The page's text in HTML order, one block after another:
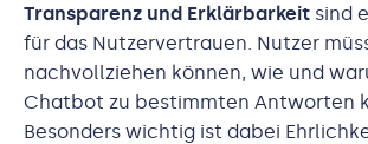
Transparenz und Erklärbarkeit sind
für das Nutzervertrauen. Nutzer
nachvollziehen können, wie und
Chatbot zu bestimmten Antworten
Besonders wichtig ist dabei